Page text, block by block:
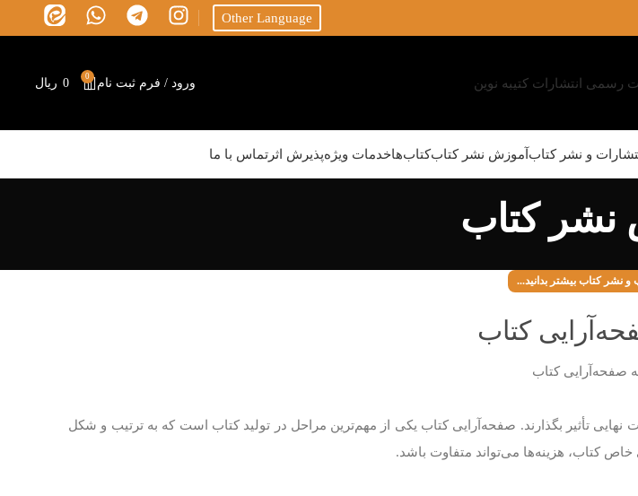
Other Language
ورود / فرم ثبت نام 0 ریال 0
و نشر کتاب آموزش نشر کتابکتاب‌هاخدمات ویژهپذیرش اثر تماس با ما
نشر کتاب
و نشر کتاب بیشتر بدانید...
کتاب
تأثیر بگذارند. صفحه‌آرایی کتاب یکی از مهم‌ترین مراحل در تولید کتاب است که به ترتیب و شکل
کتاب، هزینه‌ها می‌تواند متفاوت باشد.